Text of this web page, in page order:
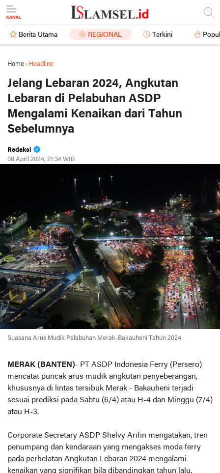
Berita Utama REGIONAL Terkini
Home › Headline
Jelang Lebaran 2024, Angkutan
Lebaran di Pelabuhan ASDP
Mengalami Kenaikan dari Tahun
Sebelumnya
Redaksi
08 April 2024, 21:34 WIB
Suasana Arus Mudik Pelabuhan Merak-Bakauheni Tahun 2024
MERAK (BANTEN)- PT ASDP Indonesia Ferry (Persero)
mencatat puncak arus mudik angkutan penyeberangan,
khususnya di lintas tersibuk Merak - Bakauheni terjadi
sesuai prediksi pada Sabtu (6/4) atau H-4 dan Minggu (7/4)
atau H-3.
Corporate Secretary ASDP Shelvy Arifin mengatakan, tren
penumpang dan kendaraan yang mengakses moda ferry
pada perhelatan Angkutan Lebaran 2024 mengalami
kenaikan yang signifikan bila dibandingkan tahun lalu.